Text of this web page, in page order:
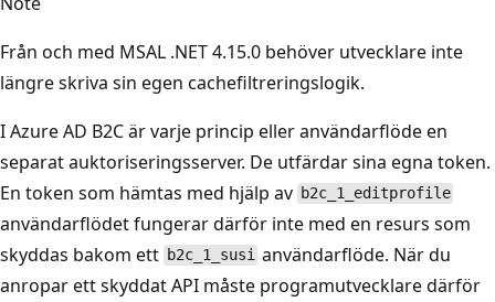
Från och med MSAL .NET 4.15.0 behöver utvecklare inte
längre skriva sin egen cachefiltreringslogik.
I Azure AD B2C är varje princip eller användarflöde en
separat auktoriseringsserver. De utfärdar sina egna token.
En token som hämtas med hjälp av b2c_1_editprofile
användarflödet fungerar därför inte med en resurs som
skyddas bakom ett b2c_1_susi användarflöde. När du
anropar ett skyddat API måste programutvecklare därför